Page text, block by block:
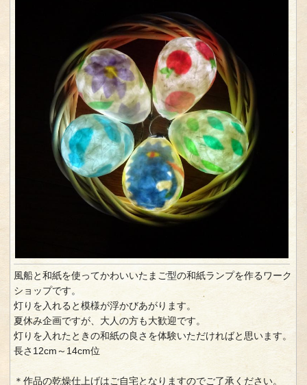
風船と和紙を使ってかわいいたまご型の和紙ランプを作るワーク
ショップです。
灯りを入れると模様が浮かびあがります。
夏休み企画ですが、大人の方も大歓迎です。
灯りを入れたときの和紙の良さを体験いただければと思います。
長さ12cm～14cm位
＊作品の乾燥仕上げはご自宅となりますのでご了承ください。